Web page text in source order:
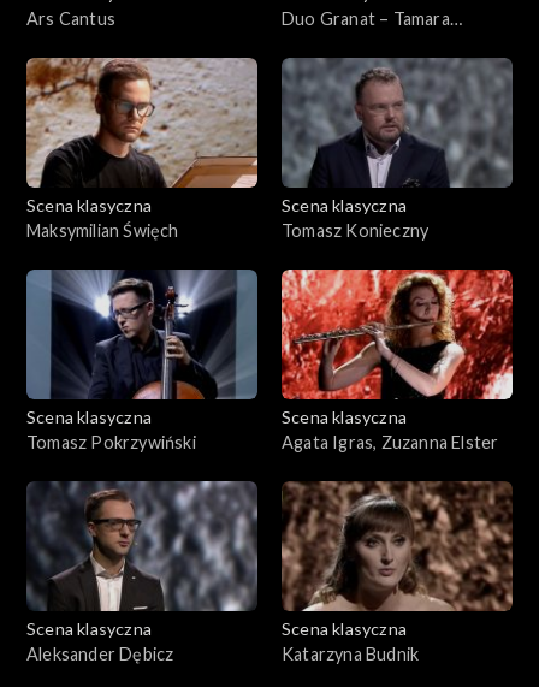
Ars Cantus
Duo Granat – Tamara
Scena klasyczna
Maksymilian Święch
Scena klasyczna
Tomasz Konieczny
Scena klasyczna
Tomasz Pokrzywiński
Scena klasyczna
Agata Igras, Zuzanna Elster
Scena klasyczna
Aleksander Dębicz
Scena klasyczna
Katarzyna Budnik